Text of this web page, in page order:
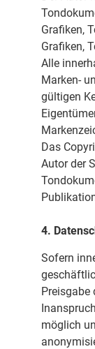
Grafiken,
Grafiken,
Alle
Marken-
gültigen
Das
Autor der
4.
Sofern
Preisgabe
möglich